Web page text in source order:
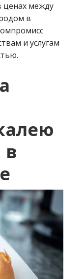
ценах между
в
и услугам
в